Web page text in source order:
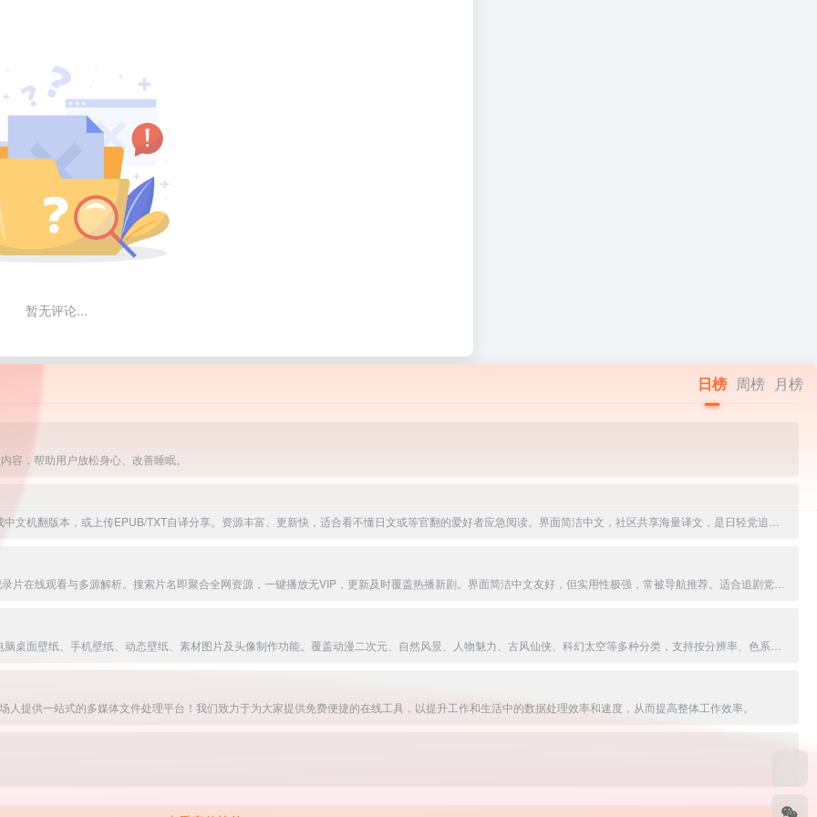
暂无评论...
日榜 周榜 月榜
容，帮助用户放松身心、改善睡眠。
提供一站式的多媒体文件处理平台！我们致力于为大家提供免费便捷的在线工具，以提升工作和生活中的数据处理效率和速度，从而提高整体工作效率。